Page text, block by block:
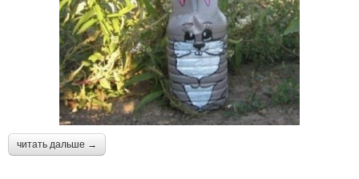
читать дальше →